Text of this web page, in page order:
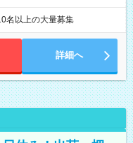
名以上の大量募集
詳細へ